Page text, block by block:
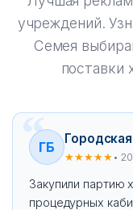
учреждений.
Семея
поставки
ГБ
★★★★★ •
Закупили партию
процедурных